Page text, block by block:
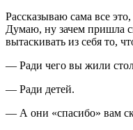
Рассказываю сама все
Думаю, ну зачем пришла
вытаскивать из себя то,
— Ради чего вы жили
— Ради детей.
— А они «спасибо» вам